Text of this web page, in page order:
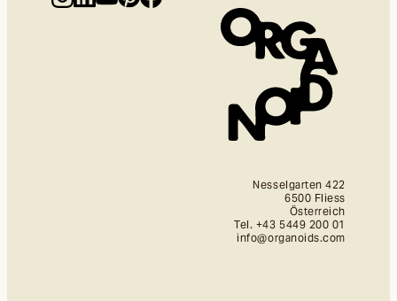
Nesselgarten 422
6500 Fliess
Österreich
Tel. +43 5449 200 01
info@organoids.com